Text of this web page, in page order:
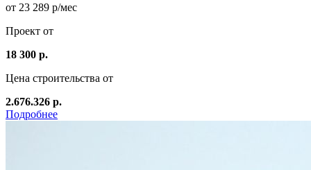
от 23 289 р/мес
Проект от
18 300 р.
Цена строительства от
2.676.326 р.
Подробнее